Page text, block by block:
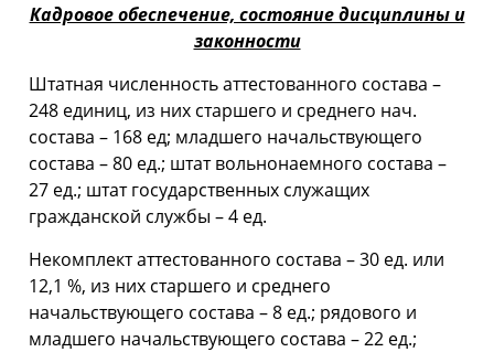
Кадровое обеспечение, состояние дисциплины и
законности
Штатная численность аттестованного состава –
248 единиц, из них старшего и среднего нач.
состава – 168 ед; младшего начальствующего
состава – 80 ед.; штат вольнонаемного состава –
27 ед.; штат государственных служащих
гражданской службы – 4 ед.
Некомплект аттестованного состава – 30 ед. или
12,1 %, из них старшего и среднего
начальствующего состава – 8 ед.; рядового и
младшего начальствующего состава – 22 ед.;